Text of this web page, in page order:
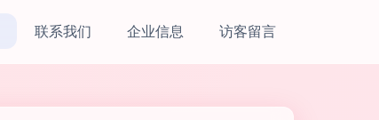
联系我们 企业信息 访客留言